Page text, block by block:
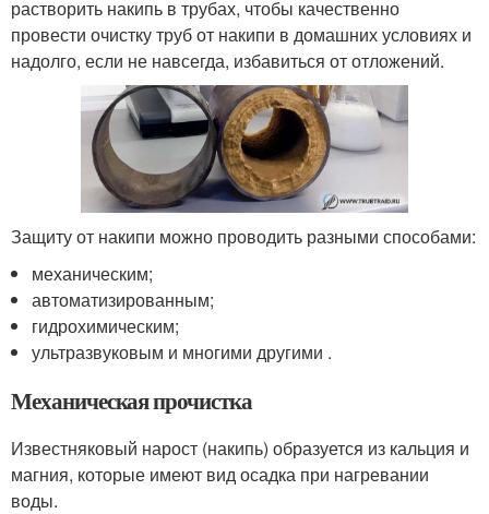
растворить накипь в трубах, чтобы качественно
провести очистку труб от накипи в домашних условиях и
надолго, если не навсегда, избавиться от отложений.
Защиту от накипи можно проводить разными способами:
механическим;
автоматизированным;
гидрохимическим;
ультразвуковым и многими другими .
Механическая прочистка
Известняковый нарост (накипь) образуется из кальция и
магния, которые имеют вид осадка при нагревании
воды.